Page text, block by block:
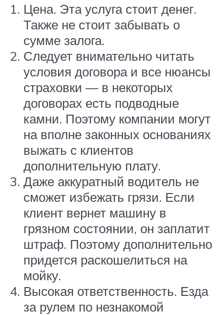
Цена. Эта услуга стоит денег.
Также не стоит забывать о
сумме залога.
Следует внимательно читать
условия договора и все нюансы
страховки — в некоторых
договорах есть подводные
камни. Поэтому компании могут
на вполне законных основаниях
выжать с клиентов
дополнительную плату.
Даже аккуратный водитель не
сможет избежать грязи. Если
клиент вернет машину в
грязном состоянии, он заплатит
штраф. Поэтому дополнительно
придется раскошелиться на
мойку.
Высокая ответственность. Езда
за рулем по незнакомой